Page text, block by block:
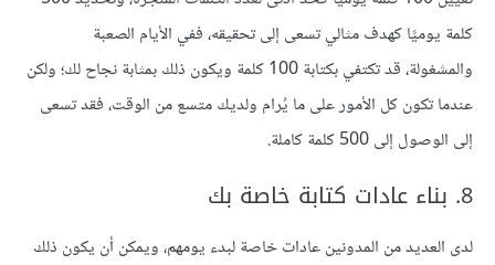
كلمة يوميًا كهدف مثالي تسعى إلى تحقيقه، ففي الأيام الصعبة
والمشغولة، قد تكتفي بكتابة 100 كلمة ويكون ذلك بمثابة نجاح لك؛ ولكن
عندما تكون كل الأمور على ما يُرام ولديك متسع من الوقت، فقد تسعى
إلى الوصول إلى 500 كلمة كاملة.
8. بناء عادات كتابة خاصة بك
لدى العديد من المدونين عادات خاصة لبدء يومهم، ويمكن أن يكون ذلك